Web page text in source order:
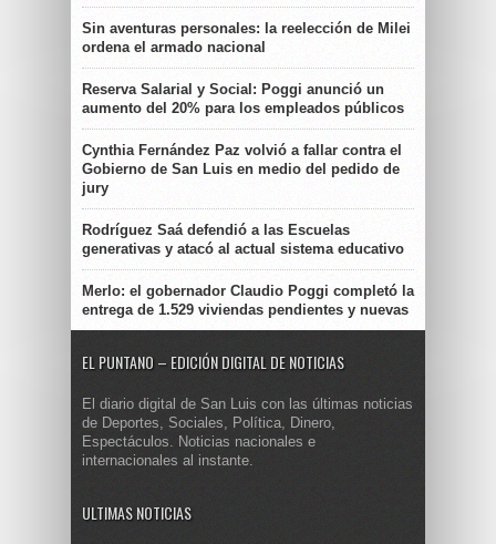
Sin aventuras personales: la reelección de Milei
ordena el armado nacional
Reserva Salarial y Social: Poggi anunció un
aumento del 20% para los empleados públicos
Cynthia Fernández Paz volvió a fallar contra el
Gobierno de San Luis en medio del pedido de
jury
Rodríguez Saá defendió a las Escuelas
generativas y atacó al actual sistema educativo
Merlo: el gobernador Claudio Poggi completó la
entrega de 1.529 viviendas pendientes y nuevas
EL PUNTANO – EDICIÓN DIGITAL DE NOTICIAS
El diario digital de San Luis con las últimas noticias
de Deportes, Sociales, Política, Dinero,
Espectáculos. Noticias nacionales e
internacionales al instante.
ULTIMAS NOTICIAS